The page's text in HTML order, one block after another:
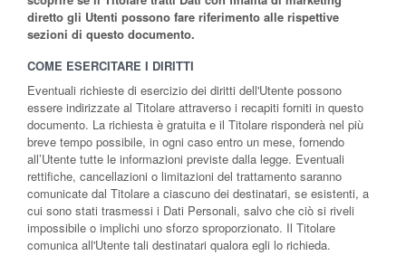
diretto gli Utenti possono fare riferimento alle rispettive
sezioni di questo documento.
COME ESERCITARE I DIRITTI
Eventuali richieste di esercizio dei diritti dell'Utente possono
essere indirizzate al Titolare attraverso i recapiti forniti in questo
documento. La richiesta è gratuita e il Titolare risponderà nel più
breve tempo possibile, in ogni caso entro un mese, fornendo
all’Utente tutte le informazioni previste dalla legge. Eventuali
rettifiche, cancellazioni o limitazioni del trattamento saranno
comunicate dal Titolare a ciascuno dei destinatari, se esistenti, a
cui sono stati trasmessi i Dati Personali, salvo che ciò si riveli
impossibile o implichi uno sforzo sproporzionato. Il Titolare
comunica all'Utente tali destinatari qualora egli lo richieda.